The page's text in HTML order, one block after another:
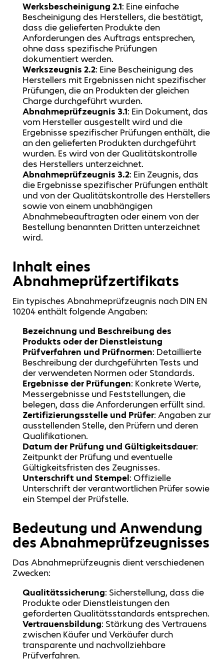
Werksbescheinigung 2.1: Eine einfache
Bescheinigung des Herstellers, die bestätigt,
dass die gelieferten Produkte den
Anforderungen des Auftrags entsprechen,
ohne dass spezifische Prüfungen
dokumentiert werden.
Werkszeugnis 2.2: Eine Bescheinigung des
Herstellers mit Ergebnissen nicht spezifischer
Prüfungen, die an Produkten der gleichen
Charge durchgeführt wurden.
Abnahmeprüfzeugnis 3.1: Ein Dokument, das
vom Hersteller ausgestellt wird und die
Ergebnisse spezifischer Prüfungen enthält, die
an den gelieferten Produkten durchgeführt
wurden. Es wird von der Qualitätskontrolle
des Herstellers unterzeichnet.
Abnahmeprüfzeugnis 3.2: Ein Zeugnis, das
die Ergebnisse spezifischer Prüfungen enthält
und von der Qualitätskontrolle des Herstellers
sowie von einem unabhängigen
Abnahmebeauftragten oder einem von der
Bestellung benannten Dritten unterzeichnet
wird.
Inhalt eines
Abnahmeprüfzertifikats
Ein typisches Abnahmeprüfzeugnis nach DIN EN
10204 enthält folgende Angaben:
Bezeichnung und Beschreibung des
Produkts oder der Dienstleistung
Prüfverfahren und Prüfnormen: Detaillierte
Beschreibung der durchgeführten Tests und
der verwendeten Normen oder Standards.
Ergebnisse der Prüfungen: Konkrete Werte,
Messergebnisse und Feststellungen, die
belegen, dass die Anforderungen erfüllt sind.
Zertifizierungsstelle und Prüfer: Angaben zur
ausstellenden Stelle, den Prüfern und deren
Qualifikationen.
Datum der Prüfung und Gültigkeitsdauer:
Zeitpunkt der Prüfung und eventuelle
Gültigkeitsfristen des Zeugnisses.
Unterschrift und Stempel: Offizielle
Unterschrift der verantwortlichen Prüfer sowie
ein Stempel der Prüfstelle.
Bedeutung und Anwendung
des Abnahmeprüfzeugnisses
Das Abnahmeprüfzeugnis dient verschiedenen
Zwecken:
Qualitätssicherung: Sicherstellung, dass die
Produkte oder Dienstleistungen den
geforderten Qualitätsstandards entsprechen.
Vertrauensbildung: Stärkung des Vertrauens
zwischen Käufer und Verkäufer durch
transparente und nachvollziehbare
Prüfverfahren.